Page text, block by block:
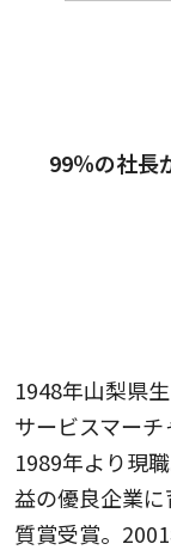
99％の社
1948年山梨県
サービスマーチ
1989年より現
益の優良企業
質賞受賞。